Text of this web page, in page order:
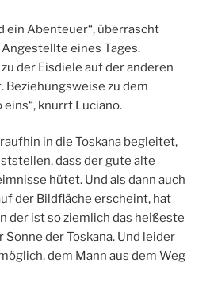
ein Abenteuer“, überrascht
eines Tages.
der Eisdiele auf der anderen
zu dem
eins“, knurrt Luciano.
in die Toskana begleitet,
dass der gute alte
hütet. Und als dann auch
der Bildfläche erscheint, hat
der ist so ziemlich das heißeste
der Toskana. Und leider
dem Mann aus dem Weg